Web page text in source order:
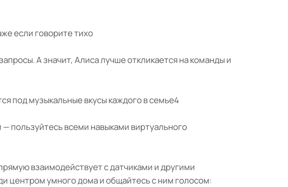
если говорите тихо
А значит, Алиса лучше откликается на команды и
под музыкальные вкусы каждого в семье4
пользуйтесь всеми навыками виртуального
взаимодействует с датчиками и другими
центром умного дома и общайтесь с ним голосом: